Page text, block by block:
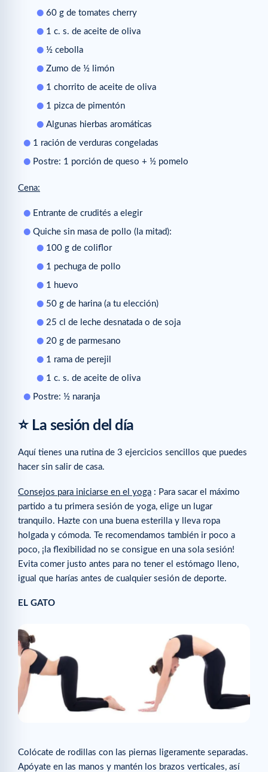
60 g de tomates cherry
1 c. s. de aceite de oliva
½ cebolla
Zumo de ½ limón
1 chorrito de aceite de oliva
1 pizca de pimentón
Algunas hierbas aromáticas
1 ración de verduras congeladas
Postre: 1 porción de queso + ½ pomelo
Cena:
Entrante de crudités a elegir
Quiche sin masa de pollo (la mitad):
100 g de coliflor
1 pechuga de pollo
1 huevo
50 g de harina (a tu elección)
25 cl de leche desnatada o de soja
20 g de parmesano
1 rama de perejil
1 c. s. de aceite de oliva
Postre: ½ naranja
⭐ La sesión del día
Aquí tienes una rutina de 3 ejercicios sencillos que puedes
hacer sin salir de casa.
Consejos para iniciarse en el yoga : Para sacar el máximo
partido a tu primera sesión de yoga, elige un lugar
tranquilo. Hazte con una buena esterilla y lleva ropa
holgada y cómoda. Te recomendamos también ir poco a
poco, ¡la flexibilidad no se consigue en una sola sesión!
Evita comer justo antes para no tener el estómago lleno,
igual que harías antes de cualquier sesión de deporte.
EL GATO
Colócate de rodillas con las piernas ligeramente separadas.
Apóyate en las manos y mantén los brazos verticales, así